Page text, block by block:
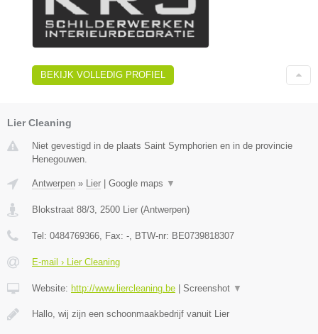
BEKIJK VOLLEDIG PROFIEL
Lier Cleaning
Niet gevestigd in de plaats Saint Symphorien en in de provincie
Henegouwen.
Antwerpen » Lier Google maps ▼
Blokstraat 88/3, 2500 Lier (Antwerpen)
Tel: 0484769366, Fax: -, BTW-nr: BE0739818307
E-mail › Lier Cleaning
Website: http://www.liercleaning.be Screenshot ▼
Hallo, wij zijn een schoonmaakbedrijf vanuit Lier